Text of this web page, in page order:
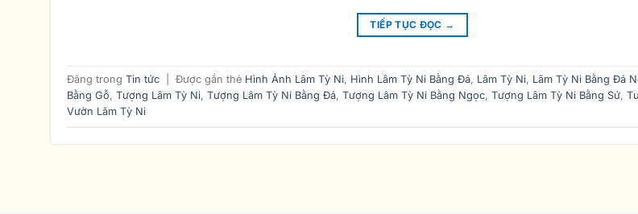
TIẾP TỤC ĐỌC →
Đăng trong Tin tức Được gắn thẻ Hình Ảnh Lâm Tỳ Ni, Hình Lâm Tỳ Ni Bằng Đá, Lâm Tỳ Ni, Lâm Tỳ Ni Bằng Đá
Bằng Gỗ, Tượng Lâm Tỳ Ni, Tượng Lâm Tỳ Ni Bằng Đá, Tượng Lâm Tỳ Ni Bằng Ngọc, Tượng Lâm Tỳ Ni Bằng Sứ,
Vườn Lâm Tỳ Ni